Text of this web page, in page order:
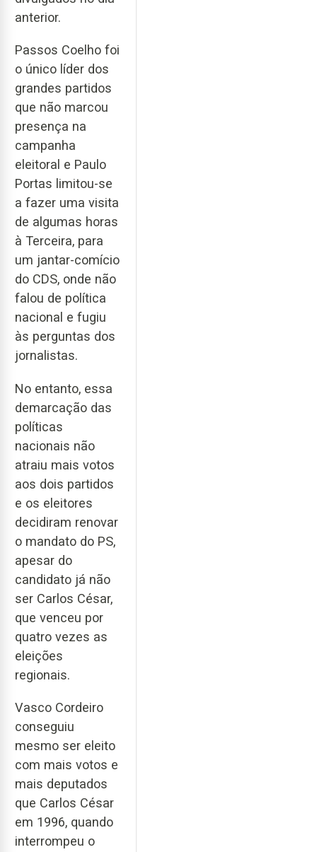
anterior.
Passos Coelho foi
o único líder dos
grandes partidos
que não marcou
presença na
campanha
eleitoral e Paulo
Portas limitou-se
a fazer uma visita
de algumas horas
à Terceira, para
um jantar-comício
do CDS, onde não
falou de política
nacional e fugiu
às perguntas dos
jornalistas.
No entanto, essa
demarcação das
políticas
nacionais não
atraiu mais votos
aos dois partidos
e os eleitores
decidiram renovar
o mandato do PS,
apesar do
candidato já não
ser Carlos César,
que venceu por
quatro vezes as
eleições
regionais.
Vasco Cordeiro
conseguiu
mesmo ser eleito
com mais votos e
mais deputados
que Carlos César
em 1996, quando
interrompeu o